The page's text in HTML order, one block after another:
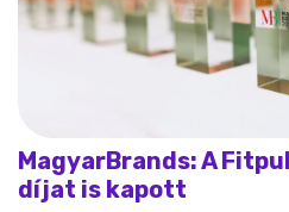
MagyarBrands: A
díjat is kapott